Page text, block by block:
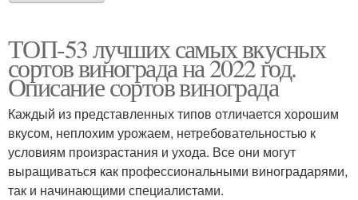
ТОП-53 лучших самых вкусных
сортов винограда на 2022 год.
Описание сортов винограда
Каждый из представленных типов отличается хорошим
вкусом, неплохим урожаем, нетребовательностью к
условиям произрастания и ухода. Все они могут
выращиваться как профессиональными виноградарями,
так и начинающими специалистами.